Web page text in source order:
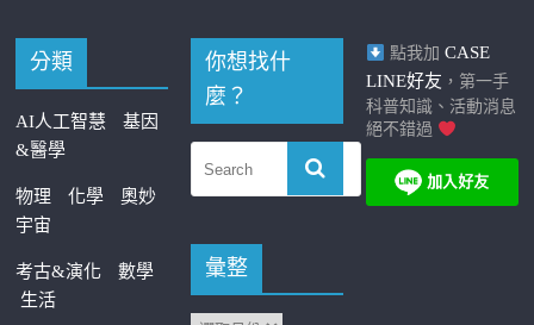
分類
AI人工智慧
基因
&醫學
物理 化學
奧妙
宇宙
考古&演化
數學
生活
你想找什
麼？
彙整
點我加 CASE
LINE好友 ，第一手
科普知識、活動消息
絕不錯過